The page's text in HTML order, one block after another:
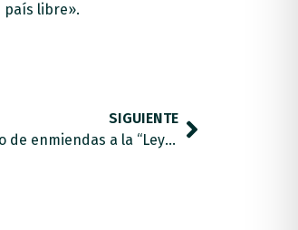
país libre».
SIGUIENTE
Autismo España reclama que se amplíe el plazo de enmiendas a la “Ley de Educación” para no dejar fuera a las personas con autismo